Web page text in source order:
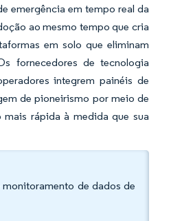
emergência em tempo real da
ao mesmo tempo que cria
em solo que eliminam
fornecedores de tecnologia
integrem painéis de
de pioneirismo por meio de
rápida à medida que sua
de dados de